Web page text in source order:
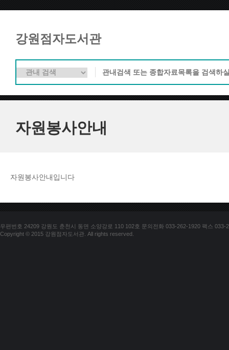
강원점자도서관
자원봉사안내
자원봉사안내입니다
우편번호 24209 강원도 춘천시 동면 소양강로 110 102호 문의전화 033-262-1920 팩스 033-
Copyright © 2015 강원점자도서관. All rights reserved.